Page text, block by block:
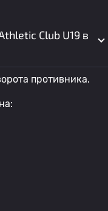
Club U19 в
противника.